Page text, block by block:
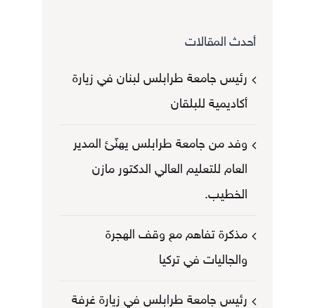
أحدث المقالات
رئيس جامعة طرابلس لبنان في زيارة
أكاديمية للبلقان
وفد من جامعة طرابلس يهنّئ المدير
العام للتعليم العالي الدكتور مازن
الخطيب.
مذكرة تفاهم مع وقف الهجرة
والجاليات في تركيا
رئيس جامعة طرابلس في زيارة غرفة